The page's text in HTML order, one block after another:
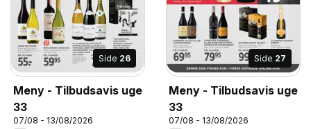
Side 26
Meny - Tilbudsavis uge
33
07/08 - 13/08/2026
Side 27
Meny - Tilbudsavis uge
33
07/08 - 13/08/2026